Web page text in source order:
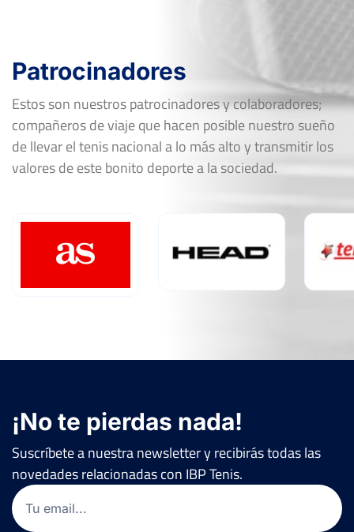
Patrocinadores
Estos son nuestros patrocinadores y colaboradores;
compañeros de viaje que hacen posible nuestro sueño
de llevar el tenis nacional a lo más alto y transmitir los
valores de este bonito deporte a la sociedad.
¡No te pierdas nada!
Suscríbete a nuestra newsletter y recibirás todas las
novedades relacionadas con IBP Tenis.
Email